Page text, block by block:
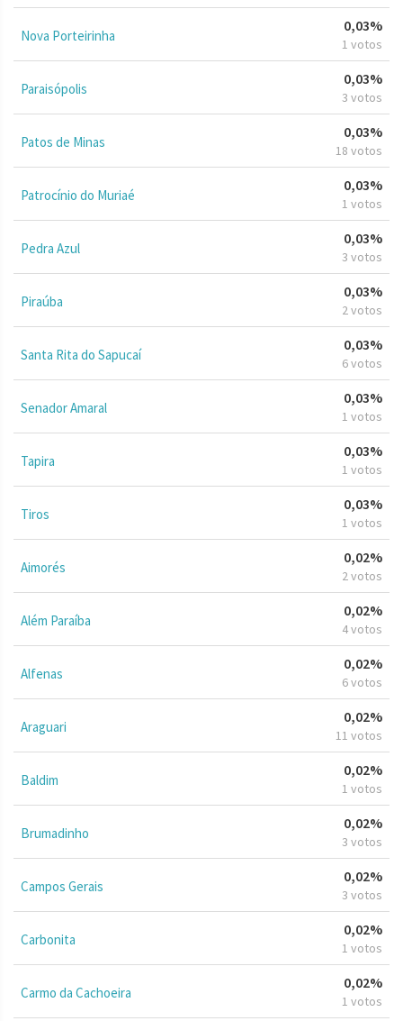
Nova Porteirinha
0,03%
1 votos
Paraisópolis
0,03%
3 votos
Patos de Minas
0,03%
18 votos
Patrocínio do Muriaé
0,03%
1 votos
Pedra Azul
0,03%
3 votos
Piraúba
0,03%
2 votos
Santa Rita do Sapucaí
0,03%
6 votos
Senador Amaral
0,03%
1 votos
Tapira
0,03%
1 votos
Tiros
0,03%
1 votos
Aimorés
0,02%
2 votos
Além Paraíba
0,02%
4 votos
Alfenas
0,02%
6 votos
Araguari
0,02%
11 votos
Baldim
0,02%
1 votos
Brumadinho
0,02%
3 votos
Campos Gerais
0,02%
3 votos
Carbonita
0,02%
1 votos
Carmo da Cachoeira
0,02%
1 votos